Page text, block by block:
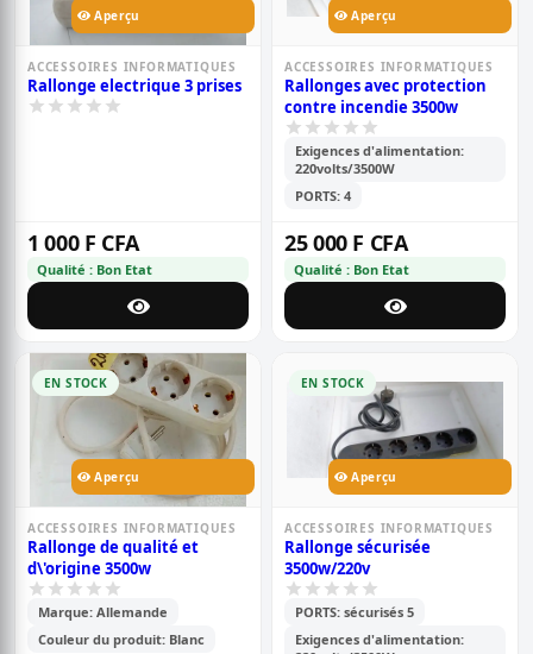
Aperçu
ACCESSOIRES INFORMATIQUES
Rallonge electrique 3 prises
1 000 F CFA
Qualité : Bon Etat
Aperçu
ACCESSOIRES INFORMATIQUES
Rallonges avec protection
contre incendie 3500w
Exigences d'alimentation:
220volts/3500W
PORTS: 4
25 000 F CFA
Qualité : Bon Etat
EN STOCK
Aperçu
ACCESSOIRES INFORMATIQUES
Rallonge de qualité et
d\'origine 3500w
Marque: Allemande
Couleur du produit: Blanc
EN STOCK
Aperçu
ACCESSOIRES INFORMATIQUES
Rallonge sécurisée
3500w/220v
PORTS: sécurisés 5
Exigences d'alimentation: